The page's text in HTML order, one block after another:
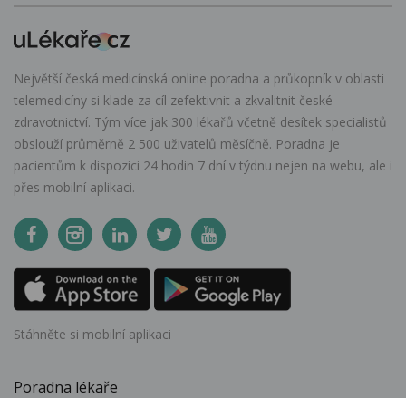
Největší česká medicínská online poradna a průkopník v oblasti
telemedicíny si klade za cíl zefektivnit a zkvalitnit české
zdravotnictví. Tým více jak 300 lékařů včetně desítek specialistů
obslouží průměrně 2 500 uživatelů měsíčně. Poradna je
pacientům k dispozici 24 hodin 7 dní v týdnu nejen na webu, ale i
přes mobilní aplikaci.
Stáhněte si mobilní aplikaci
Poradna lékaře